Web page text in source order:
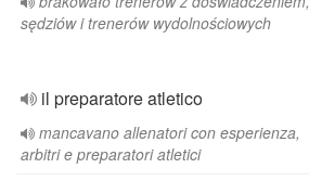
sędziów i trenerów wydolnościowych
il preparatore atletico
mancavano allenatori con esperienza,
arbitri e preparatori atletici